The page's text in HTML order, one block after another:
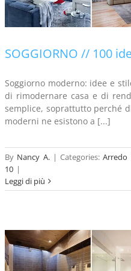
SOGGIORNO // 100
Soggiorno moderno: idee e
di rimodernare casa e di
semplice, soprattutto perché
moderni ne esistono a [...]
By Nancy A. | Categories:Arredo
10 |
Leggi di più